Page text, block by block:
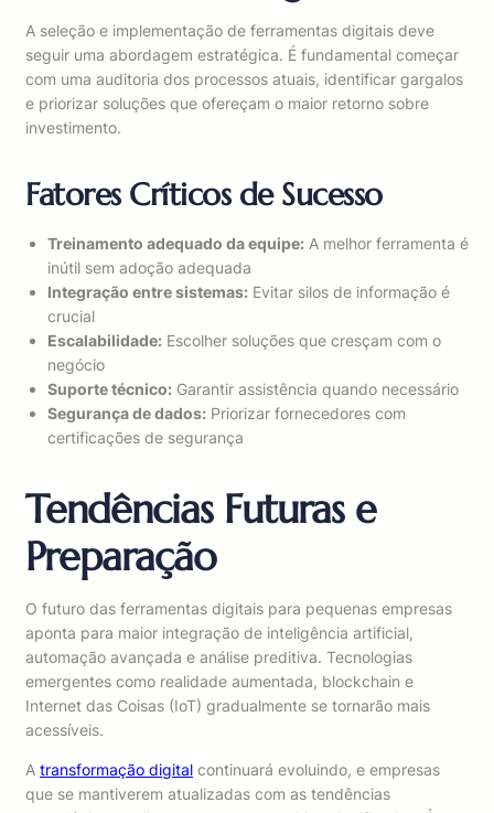
A seleção e implementação de ferramentas digitais deve
seguir uma abordagem estratégica. É fundamental começar
com uma auditoria dos processos atuais, identificar gargalos
e priorizar soluções que ofereçam o maior retorno sobre
investimento.
Fatores Críticos de Sucesso
Treinamento adequado da equipe: A melhor ferramenta é
inútil sem adoção adequada
Integração entre sistemas: Evitar silos de informação é
crucial
Escalabilidade: Escolher soluções que cresçam com o
negócio
Suporte técnico: Garantir assistência quando necessário
Segurança de dados: Priorizar fornecedores com
certificações de segurança
Tendências Futuras e
Preparação
O futuro das ferramentas digitais para pequenas empresas
aponta para maior integração de inteligência artificial,
automação avançada e análise preditiva. Tecnologias
emergentes como realidade aumentada, blockchain e
Internet das Coisas (IoT) gradualmente se tornarão mais
acessíveis.
A transformação digital continuará evoluindo, e empresas
que se mantiverem atualizadas com as tendências